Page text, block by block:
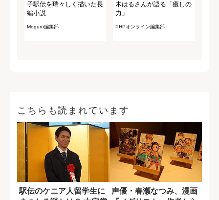
子駅伝を瑞々しく描いた長
編小説
Moguru編集部
木はるさんが語る「癒しの
力」
PHPオンライン編集部
こちらも読まれています
駅伝のケニア人留学生に
声優・春瀬なつみ、漫画